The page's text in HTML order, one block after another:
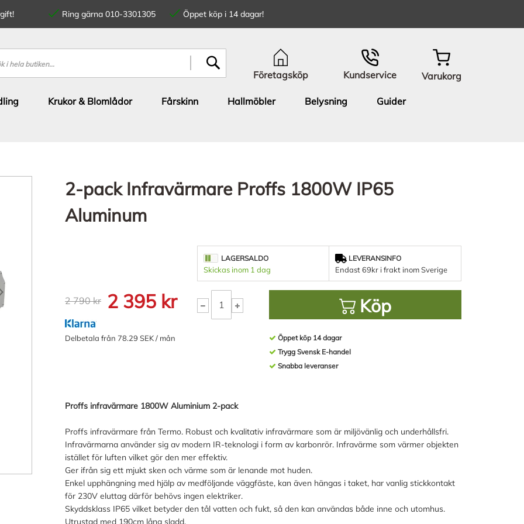
Ring gärna 010-3301305
Öppet köp i 14 dagar!
Företagsköp Kundservice Varukorg
Krukor & Blomlådor Fårskinn Hallmöbler Belysning
Guider
2-pack Infravärmare Proffs 1800W IP65
Aluminum
2 790 kr 2 395 kr
Delbetala från 78.29 SEK / mån
LAGERSALDO
Skickas inom 1 dag
LEVERANSINFO
Endast 69kr i frakt inom Sverige
Köp
Öppet köp 14 dagar
Trygg Svensk E-handel
Snabba leveranser
Proffs infravärmare 1800W Aluminium 2-pack
Proffs infravärmare från Termo. Robust och kvalitativ infravärmare som är miljövänlig och underhållsfri.
Infravärmarna använder sig av modern IR-teknologi i form av karbonrör. Infravärme som värmer objekten
istället för luften vilket gör den mer effektiv.
Ger ifrån sig ett mjukt sken och värme som är lenande mot huden.
Enkel upphängning med hjälp av medföljande väggfäste, kan även hängas i taket, har vanlig stickkontakt
för 230V eluttag därför behövs ingen elektriker.
Skyddsklass IP65 vilket betyder den tål vatten och fukt, så den kan användas både inne och utomhus.
Utrustad med 190cm lång sladd.